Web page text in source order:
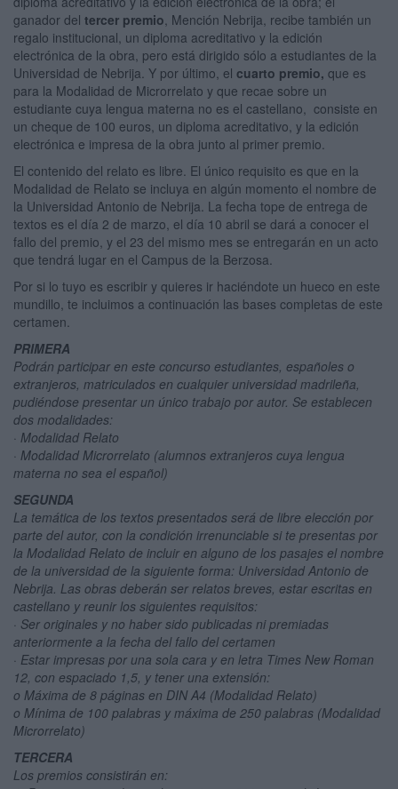
ganador del tercer premio, Mención Nebrija, recibe también un
regalo institucional, un diploma acreditativo y la edición
electrónica de la obra, pero está dirigido sólo a estudiantes de la
Universidad de Nebrija. Y por último, el cuarto premio, que es
para la Modalidad de Microrrelato y que recae sobre un
estudiante cuya lengua materna no es el castellano, consiste en
un cheque de 100 euros, un diploma acreditativo, y la edición
electrónica e impresa de la obra junto al primer premio.
El contenido del relato es libre. El único requisito es que en la
Modalidad de Relato se incluya en algún momento el nombre de
la Universidad Antonio de Nebrija. La fecha tope de entrega de
textos es el día 2 de marzo, el día 10 abril se dará a conocer el
fallo del premio, y el 23 del mismo mes se entregarán en un acto
que tendrá lugar en el Campus de la Berzosa.
Por si lo tuyo es escribir y quieres ir haciéndote un hueco en este
mundillo, te incluimos a continuación las bases completas de este
certamen.
PRIMERA
Podrán participar en este concurso estudiantes, españoles o
extranjeros, matriculados en cualquier universidad madrileña,
pudiéndose presentar un único trabajo por autor. Se establecen
dos modalidades:
· Modalidad Relato
· Modalidad Microrrelato (alumnos extranjeros cuya lengua
materna no sea el español)
SEGUNDA
La temática de los textos presentados será de libre elección por
parte del autor, con la condición irrenunciable si te presentas por
la Modalidad Relato de incluir en alguno de los pasajes el nombre
de la universidad de la siguiente forma: Universidad Antonio de
Nebrija. Las obras deberán ser relatos breves, estar escritas en
castellano y reunir los siguientes requisitos:
· Ser originales y no haber sido publicadas ni premiadas
anteriormente a la fecha del fallo del certamen
· Estar impresas por una sola cara y en letra Times New Roman
12, con espaciado 1,5, y tener una extensión:
o Máxima de 8 páginas en DIN A4 (Modalidad Relato)
o Mínima de 100 palabras y máxima de 250 palabras (Modalidad
Microrrelato)
TERCERA
Los premios consistirán en: